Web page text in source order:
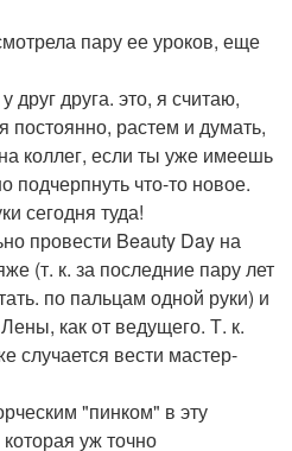
пару ее уроков, еще
друга. это, я считаю,
растем и думать,
коллег, если ты уже имеешь
подчерпнуть что-то новое.
сегодня туда!
провести Beauty Day на
(т. к. за последние пару лет
по пальцам одной руки) и
как от ведущего. Т. к.
случается вести мастер-
"пинком" в эту
уж точно